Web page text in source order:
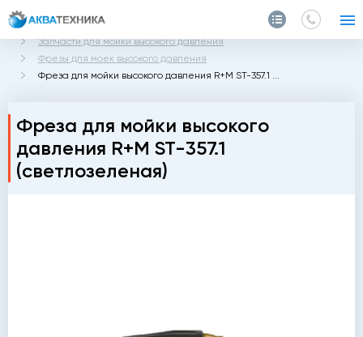
Главная Каталог
Запчасти для мойки высокого давления
Фрезы для моек высокого давления
Фреза для мойки высокого давления R+M ST-357.1 ...
Фреза для мойки высокого
давления R+M ST-357.1
(светлозеленая)